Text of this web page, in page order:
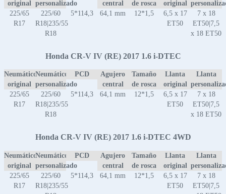
original personalizado central de rosca original
225/65
R17
225/60
R18|235/55
R18
5*114,3 64,1 mm 12*1,5
6,5 x 17
ET50
7 x 18
ET50|7,5
x 18 ET50
Honda CR-V IV (RE) 2017 1.6 i-DTEC
Neumático
original
Neumático
personalizado
PCD
Agujero
central
Tamaño
de rosca
Llanta
original
Llanta
225/65
R17
225/60
R18|235/55
R18
5*114,3 64,1 mm 12*1,5
6,5 x 17
ET50
7 x 18
ET50|7,5
x 18 ET50
Honda CR-V IV (RE) 2017 1.6 i-DTEC 4WD
Neumático
original
Neumático
personalizado
PCD
Agujero
central
Tamaño
de rosca
Llanta
original
Llanta
225/65
R17
225/60
R18|235/55
5*114,3 64,1 mm 12*1,5
6,5 x 17
ET50
7 x 18
ET50|7,5